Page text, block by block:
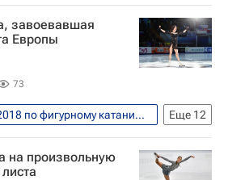
катание
Спорт
фигурному катанию
завоевавшая
Европы
73
Еще 12
Чемпионат Европы-2018 по фигурному катанию, Москва, 15-21 января
Спорт
Илья Авербух
на произвольную